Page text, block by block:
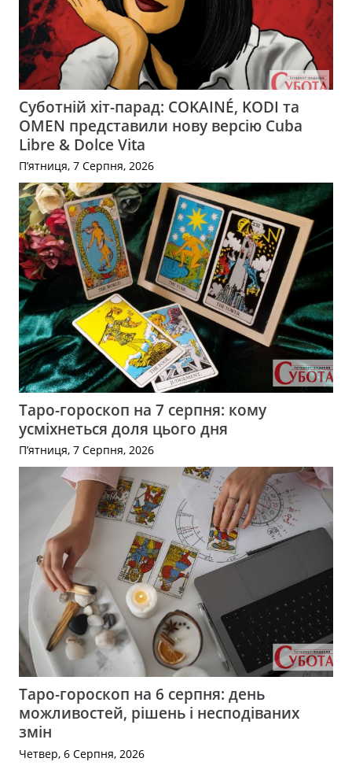
Суботній хіт-парад: COKAINÉ, KODI та
OMEN представили нову версію Cuba
Libre & Dolce Vita
П’ятниця, 7 Серпня, 2026
Таро-гороскоп на 7 серпня: кому
усміхнеться доля цього дня
П’ятниця, 7 Серпня, 2026
Таро-гороскоп на 6 серпня: день
можливостей, рішень і несподіваних
змін
Четвер, 6 Серпня, 2026